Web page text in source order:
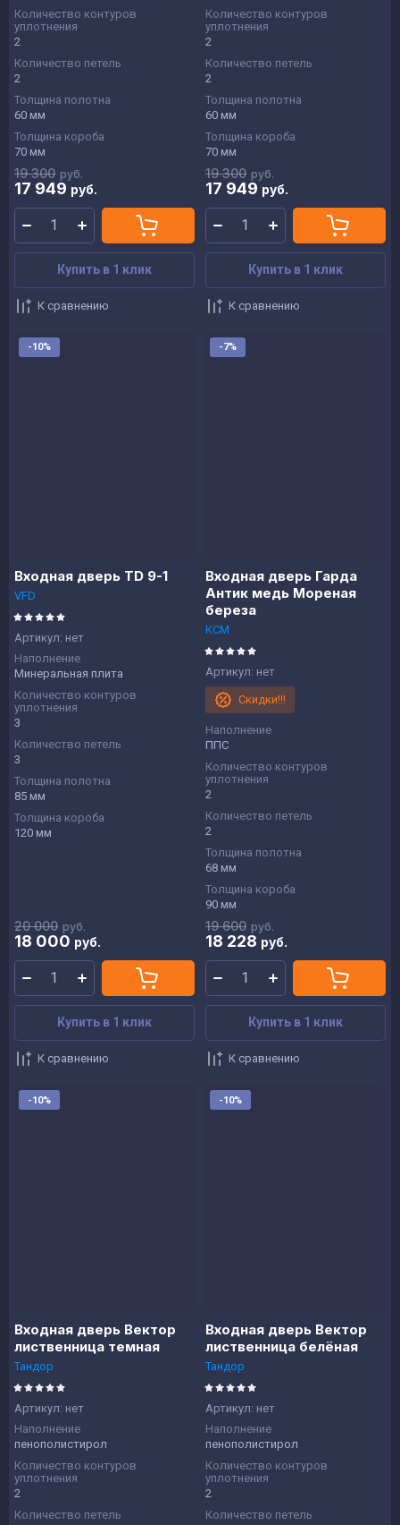
Количество контуров
уплотнения
2
Количество петель
2
Толщина полотна
60 мм
Толщина короба
70 мм
19 300 руб.
17 949 руб.
Купить в 1 клик
К сравнению
Количество контуров
уплотнения
2
Количество петель
2
Толщина полотна
60 мм
Толщина короба
70 мм
19 300 руб.
17 949 руб.
Купить в 1 клик
К сравнению
-10%
Входная дверь TD 9-1
VFD
Артикул: нет
Наполнение
Минеральная плита
Количество контуров
уплотнения
3
Количество петель
3
Толщина полотна
85 мм
Толщина короба
120 мм
20 000 руб.
18 000 руб.
Купить в 1 клик
К сравнению
-7%
Входная дверь Гарда
Антик медь Мореная
береза
КСМ
Артикул: нет
Скидки!!!
Наполнение
ППС
Количество контуров
уплотнения
2
Количество петель
2
Толщина полотна
68 мм
Толщина короба
90 мм
19 600 руб.
18 228 руб.
Купить в 1 клик
К сравнению
-10%
Входная дверь Вектор
лиственница темная
Тандор
Артикул: нет
Наполнение
пенополистирол
Количество контуров
уплотнения
2
Количество петель
-10%
Входная дверь Вектор
лиственница белёная
Тандор
Артикул: нет
Наполнение
пенополистирол
Количество контуров
уплотнения
2
Количество петель